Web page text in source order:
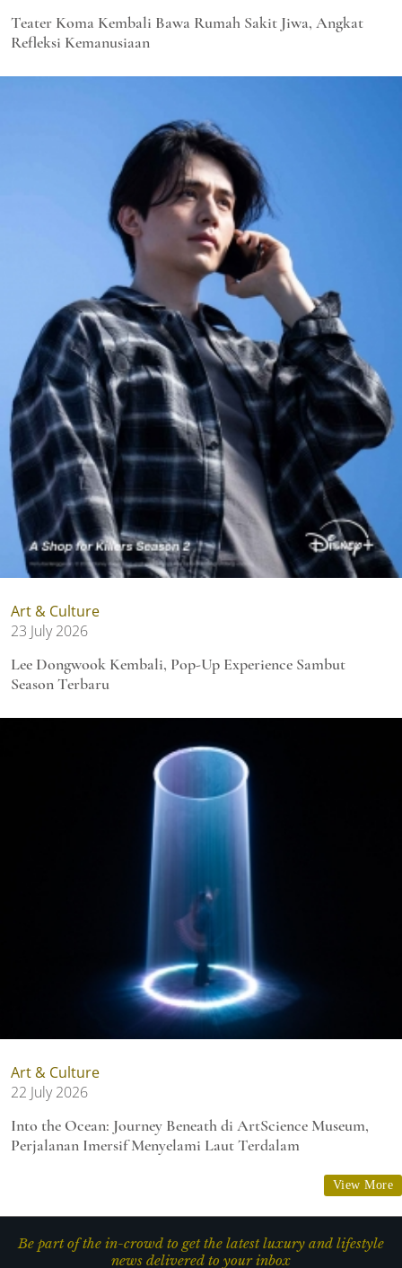
Teater Koma Kembali Bawa Rumah Sakit Jiwa, Angkat
Refleksi Kemanusiaan
Art & Culture
23 July 2026
Lee Dongwook Kembali, Pop-Up Experience Sambut
Season Terbaru
Art & Culture
22 July 2026
Into the Ocean: Journey Beneath di ArtScience Museum,
Perjalanan Imersif Menyelami Laut Terdalam
View More
Be part of the in-crowd to get the latest luxury and lifestyle
news delivered to your inbox